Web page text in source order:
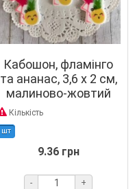
Кабошон, фламінго
та ананас, 3,6 х 2 см,
малиново-жовтий
Кількість
шт
9.36 грн
- +